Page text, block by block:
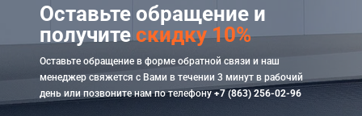
Оставьте обращение и
получитескидку 10%
Оставьте обращение в форме обратной связи и наш
менеджер свяжется с Вами в течении 3 минут в рабочий
день или позвоните нам по телефону+7 (863) 256-02-96